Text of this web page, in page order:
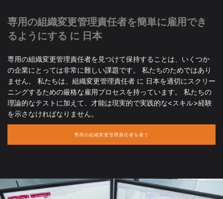
専用の組織変更管理責任者を簡単に雇用でき
るようにする に 日本
専用の組織変更管理責任者を見つけて保持することは、いくつか
の企業にとっては非常に難しい課題です。 私たちのためではあり
ません。 私たちは、組織変更管理責任者 に 日本を適切にスクリー
ニングするための厳格な雇用プロセスを持っています。 私たちの
理論的なテストに加えて、才能は現実的で実践的な<スキル>経験
を示さなければなりません。
専用の組織変更管理責任者を雇う